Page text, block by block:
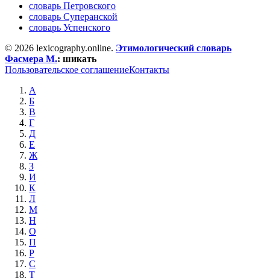
словарь Петровского
словарь Суперанской
словарь Успенского
© 2026 lexicography.online. Этимологический словарь
Фасмера М.: шикать
Пользовательское соглашениеКонтакты
А
Б
В
Г
Д
Е
Ж
З
И
К
Л
М
Н
О
П
Р
С
Т